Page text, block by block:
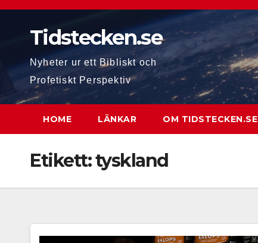
Hoppa
Tidstecken.se
Nyheter ur ett Bibliskt och
Profetiskt Perspektiv
HOME LÄNKAR OM TIDSTECKEN.SE
Etikett:tyskland